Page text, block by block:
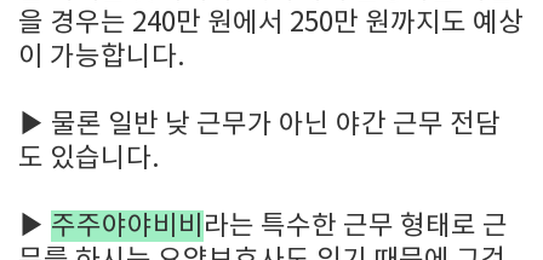
을 경우는 240만 원에서 250만 원까지도 예상
이 가능합니다.
▶ 물론 일반 낮 근무가 아닌 야간 근무 전담
도 있습니다.
▶ 주주야야비비 라는 특수한 근무 형태로 근